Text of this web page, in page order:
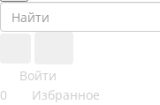
Войти
0
Избранное